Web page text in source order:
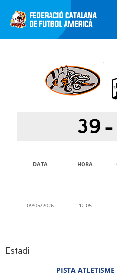
39 -
DATA HORA
09/05/2026 12:05
Estadi
PISTA ATLETISME